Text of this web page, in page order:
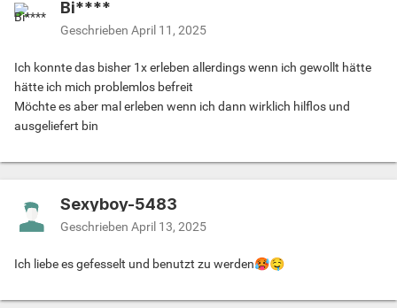
Bi****
Geschrieben April 11, 2025
Ich konnte das bisher 1x erleben allerdings wenn ich gewollt hätte
hätte ich mich problemlos befreit
Möchte es aber mal erleben wenn ich dann wirklich hilflos und
ausgeliefert bin
Sexyboy-5483
Geschrieben April 13, 2025
Ich liebe es gefesselt und benutzt zu werden🥵🤤